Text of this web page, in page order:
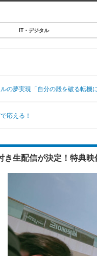
ング
TOP
ング
TOP
ト
IT・デジタル
の夢実現「自分の殻を破る転機に
応える！
生配信が決定！特典